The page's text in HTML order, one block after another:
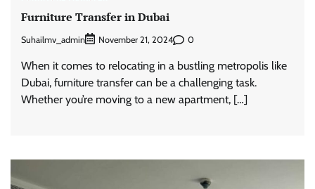
Furniture Transfer in Dubai
Suhailmv_admin November 21, 2024 0
When it comes to relocating in a bustling metropolis like
Dubai, furniture transfer can be a challenging task.
Whether you’re moving to a new apartment, […]